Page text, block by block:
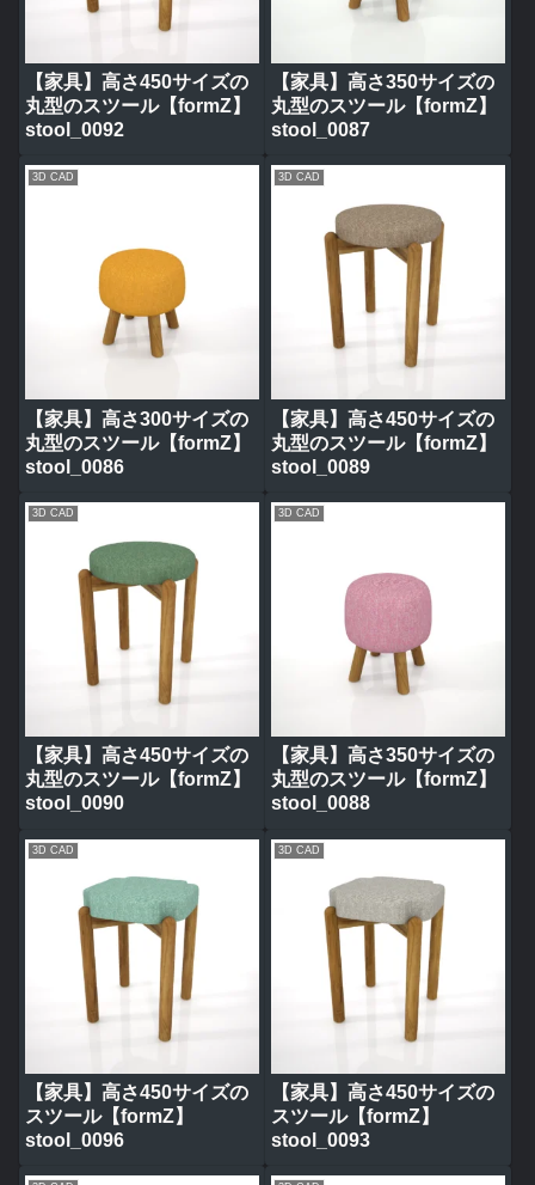
【家具】高さ450サイズの
丸型のスツール【formZ】
stool_0092
【家具】高さ350サイズの
丸型のスツール【formZ】
stool_0087
3D CAD
【家具】高さ300サイズの
丸型のスツール【formZ】
stool_0086
3D CAD
【家具】高さ450サイズの
丸型のスツール【formZ】
stool_0089
3D CAD
【家具】高さ450サイズの
丸型のスツール【formZ】
stool_0090
3D CAD
【家具】高さ350サイズの
丸型のスツール【formZ】
stool_0088
3D CAD
【家具】高さ450サイズの
スツール【formZ】
stool_0096
3D CAD
【家具】高さ450サイズの
スツール【formZ】
stool_0093